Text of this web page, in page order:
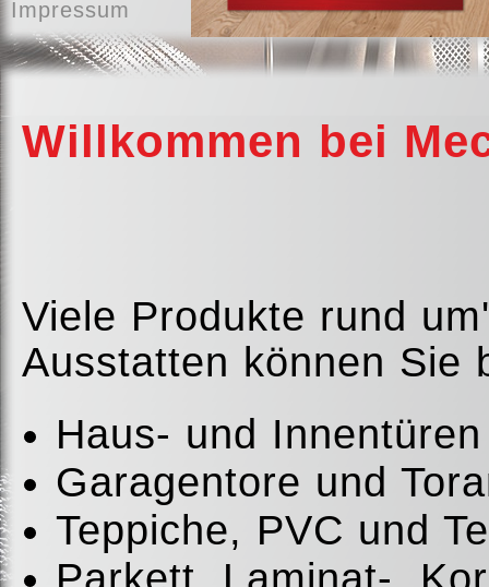
Impressum
Willkommen bei
Viele Produkte rund
Ausstatten können Sie
Haus- und
Garagentore und
Teppiche, PVC und